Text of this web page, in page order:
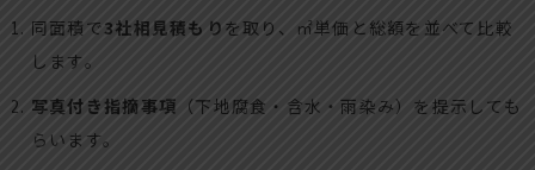
同面積で3社相見積もり を取り、㎡単価と総額を並べて比較
します。
写真付き指摘事項 （下地腐食・含水・雨染み）を提示しても
らいます。